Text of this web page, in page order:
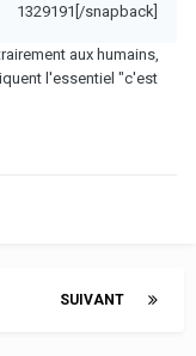
1329191[/snapback]
aux humains,
l'essentiel "c'est
SUIVANT